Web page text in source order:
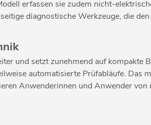
erfassen sie zudem nicht-
diagnostische Werkzeuge, die
und setzt zunehmend auf kompakte
automatisierte Prüfabläufe.
Anwenderinnen und Anwender